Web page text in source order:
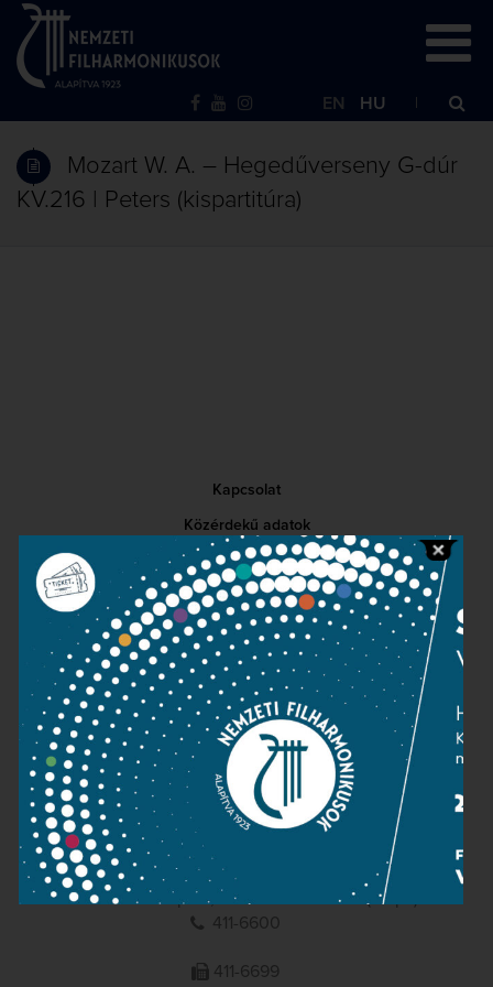
EN HU
Mozart W. A. – Hegedűverseny G-dúr
KV.216 | Peters (kispartitúra)
Kapcsolat
Közérdekű adatok
Sajtószoba
Adatvédelem
Impresszum
NEMZETI
FILHARMONIKUSOK
1095 Budapest, Komor Marcell u. 1. (Müpa)
411-6600
411-6699